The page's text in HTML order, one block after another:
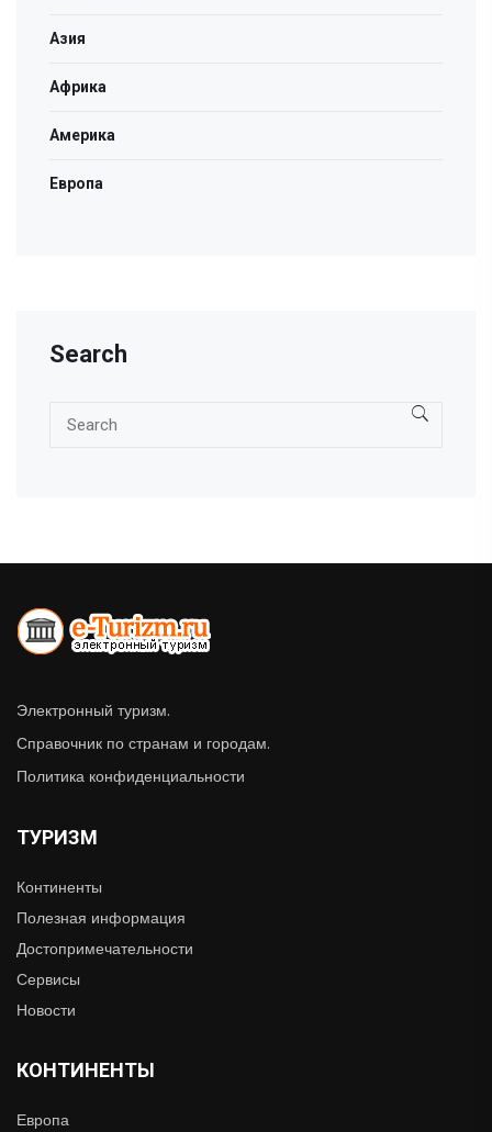
Азия
Африка
Америка
Европа
Search
Электронный туризм.
Справочник по странам и городам.
Политика конфиденциальности
ТУРИЗМ
Континенты
Полезная информация
Достопримечательности
Сервисы
Новости
КОНТИНЕНТЫ
Европа